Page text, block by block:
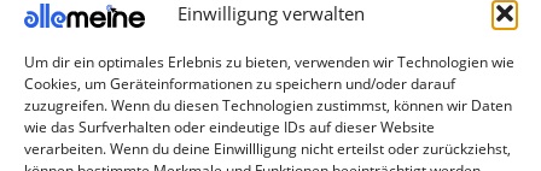
Einwilligung verwalten
Um dir ein optimales Erlebnis zu bieten, verwenden wir Technologien wie
Cookies, um Geräteinformationen zu speichern und/oder darauf
zuzugreifen. Wenn du diesen Technologien zustimmst, können wir Daten
wie das Surfverhalten oder eindeutige IDs auf dieser Website
verarbeiten. Wenn du deine Einwillligung nicht erteilst oder zurückziehst,
erreichen können, sind gleichzeitig mit der
Welt hier.
Abonnieren Sie uns